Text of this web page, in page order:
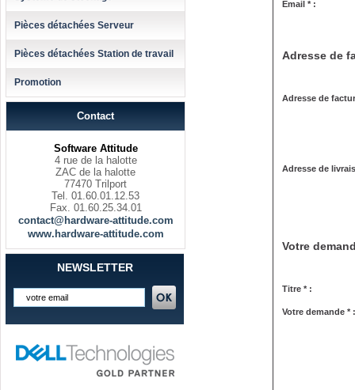
Pièces détachées Serveur
Pièces détachées Station de travail
Promotion
Contact
Software Attitude
4 rue de la halotte
ZAC de la halotte
77470 Trilport
Tel. 01.60.01.12.53
Fax. 01.60.25.34.01
contact@hardware-attitude.com
www.hardware-attitude.com
NEWSLETTER
Email * :
Adresse de
Adresse de
Adresse de
Votre
Titre * :
Votre demande * :